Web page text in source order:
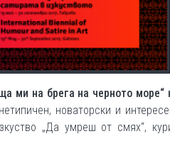
ми на брега на черното море“
новаторски и
„Да умреш от смях“,